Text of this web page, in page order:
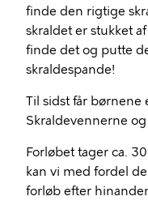
finde den rigtige
skraldet er stukket
finde det og putte
skraldespande!
Til sidst får børnene
Skraldevennerne
Forløbet tager ca.
kan vi med fordel
forløb efter